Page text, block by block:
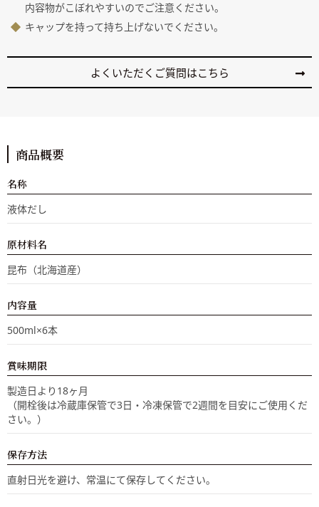
内容物がこぼれやすいのでご注意ください。
キャップを持って持ち上げないでください。
よくいただくご質問はこちら
商品概要
名称
液体だし
原材料名
昆布（北海道産）
内容量
500ml×6本
賞味期限
製造日より18ヶ月
（開栓後は冷蔵庫保管で3日・冷凍保管で2週間を目安にご使用くだ
さい。）
保存方法
直射日光を避け、常温にて保存してください。